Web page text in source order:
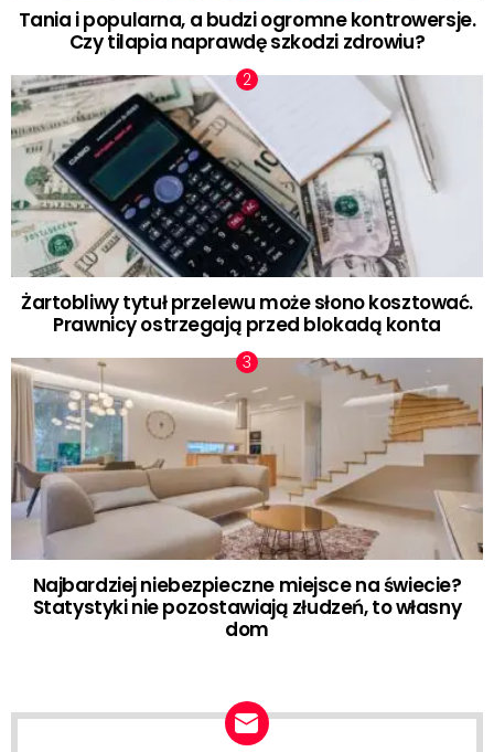
Tania i popularna, a budzi ogromne kontrowersje.
Czy tilapia naprawdę szkodzi zdrowiu?
Żartobliwy tytuł przelewu może słono kosztować.
Prawnicy ostrzegają przed blokadą konta
Najbardziej niebezpieczne miejsce na świecie?
Statystyki nie pozostawiają złudzeń, to własny
dom